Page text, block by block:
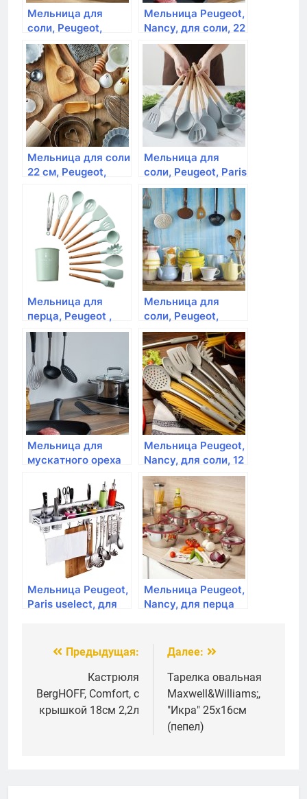
Мельница для
соли, Peugeot,
Paris, 22 см,
шоколад
Мельница Peugeot,
Nancy, для соли, 22
см, акрил
Мельница для соли
22 см, Peugeot,
дерево
Мельница для
соли, Peugeot, Paris
, 22 см, черный лак
Мельница для
перца, Peugeot ,
Alaska Quartz, 17
см, серый, на бат.
Мельница для
соли, Peugeot,
Alaska Quartz, 17
см, серый, на
батарейках
Мельница для
мускатного ореха
GrandCHEF
Мельница Peugeot,
Nancy, для соли, 12
см, акрил
Мельница Peugeot,
Paris uselect, для
дерево
Мельница Peugeot,
Nancy, для перца
Навигация
записям
Предыдущая:
Кастрюля
BergHOFF, Comfort, с
крышкой 18см 2,2л
Далее:
Тарелка овальная
Maxwell&Williams;,
"Икра" 25х16см
(пепел)